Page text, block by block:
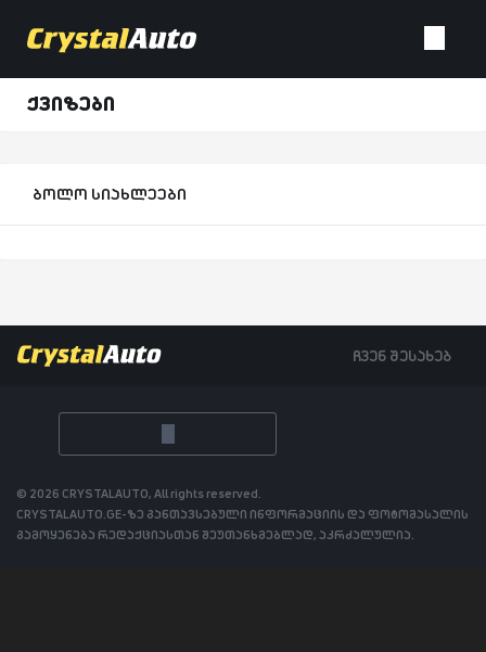
ქვიზები
ბოლო სიახლეები
ჩვენ შესახებ
© 2026 CRYSTALAUTO, All rights reserved.
CRYSTALAUTO.GE-ზე განთავსებული ინფორმაციის და ფოტომასალის
გამოყენება რედაქციასთან შეუთანხმებლად, აკრძალულია.